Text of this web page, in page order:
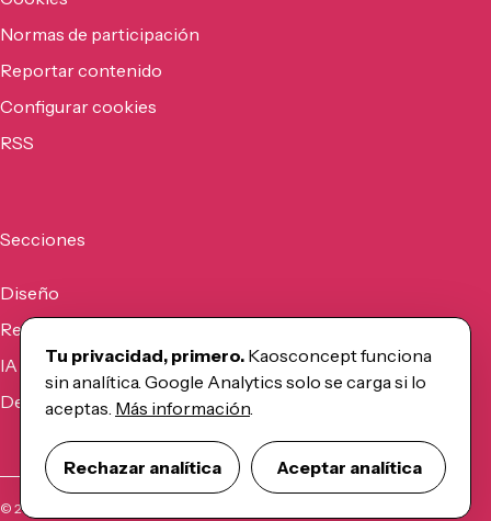
Normas de participación
Reportar contenido
Configurar cookies
RSS
Secciones
Diseño
Recursos
IA
Desarrollo
© 2026
Tu privacidad, primero. Kaosconcept funciona
sin analítica. Google Analytics solo se carga si lo
aceptas. Más información.
Rechazar analítica Aceptar analítica